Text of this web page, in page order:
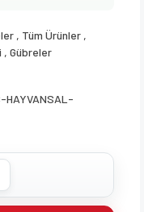
, Tüm Ürünler ,
,Gübreler
HAYVANSAL-